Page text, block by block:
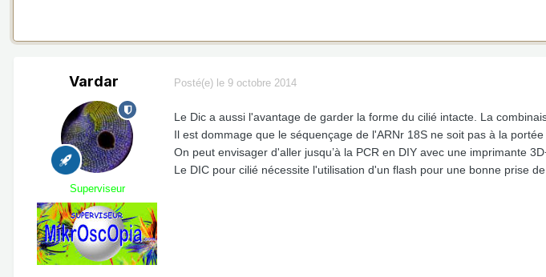
Vardar
Superviseur
Posté(e) le 9 octobre 2014
Le Dic a aussi l'avantage de garder la forme du cilié intacte. La
Il est dommage que le séquençage de l'ARNr 18S ne soit pas à la
On peut envisager d'aller jusqu’à la PCR en DIY avec une imprimante
Le DIC pour cilié nécessite l'utilisation d'un flash pour une bonne prise